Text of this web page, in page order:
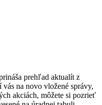
prehľad aktualít z
na novo vložené správy,
akciách, môžete si pozrieť